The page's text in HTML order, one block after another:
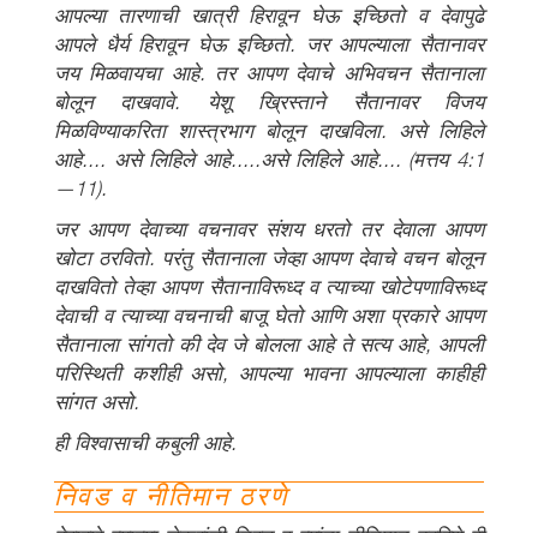
आपल्या तारणाची खात्री हिरावून घेऊ इच्छितो व देवापुढे
आपले धैर्य हिरावून घेऊ इच्छितो. जर आपल्याला सैतानावर
जय मिळवायचा आहे. तर आपण देवाचे अभिवचन सैतानाला
बोलून दाखवावे. येशू ख्रिस्ताने सैतानावर विजय
मिळविण्याकरिता शास्त्रभाग बोलून दाखविला. असे लिहिले
आहे.... असे लिहिले आहे.....असे लिहिले आहे.... (मत्तय 4:1
—11).
जर आपण देवाच्या वचनावर संशय धरतो तर देवाला आपण
खोटा ठरवितो. परंतु सैतानाला जेव्हा आपण देवाचे वचन बोलून
दाखवितो तेव्हा आपण सैतानाविरूध्द व त्याच्या खोटेपणाविरूध्द
देवाची व त्याच्या वचनाची बाजू घेतो आणि अशा प्रकारे आपण
सैतानाला सांगतो की देव जे बोलला आहे ते सत्य आहे, आपली
परिस्थिती कशीही असो, आपल्या भावना आपल्याला काहीही
सांगत असो.
ही विश्वासाची कबुली आहे.
निवड व नीतिमान ठरणे